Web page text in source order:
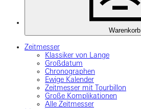
Warenkorb
Zeitmesser
Klassiker von Lange
Großdatum
Chronographen
Ewige Kalender
Zeitmesser mit Tourbillon
Große Komplikationen
Alle Zeitmesser